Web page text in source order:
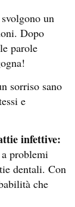
un
Dopo
parole
sorriso sano
e
infettive:
problemi
dentali. Con
che